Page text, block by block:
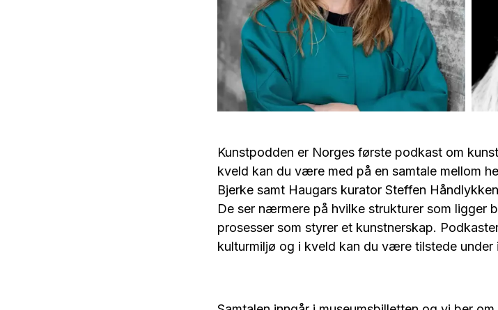
Kunstpodden er Norges første podkast om
kveld kan du være med på en samtale mellom
Bjerke samt Haugars kurator Steffen
De ser nærmere på hvilke strukturer som ligger
prosesser som styrer et kunstnerskap.
kulturmiljø og i kveld kan du være tilstede under